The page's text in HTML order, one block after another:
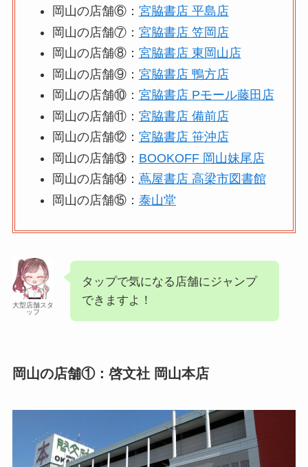
岡山の店舗⑥： 宮脇書店 平島店
岡山の店舗⑦： 宮脇書店 笠岡店
岡山の店舗⑧： 宮脇書店 東岡山店
岡山の店舗⑨： 宮脇書店 鴨方店
岡山の店舗⑩： 宮脇書店 Pモール藤田店
岡山の店舗⑪： 宮脇書店 備前店
岡山の店舗⑫： 宮脇書店 笹沖店
岡山の店舗⑬： BOOKOFF 岡山妹尾店
岡山の店舗⑭： 蔦屋書店 高梁市図書館
岡山の店舗⑮： 泰山堂
大型店舗スタ
ッフ
タップで気になる店舗にジャンプ
できますよ！
岡山の店舗①：啓文社 岡山本店